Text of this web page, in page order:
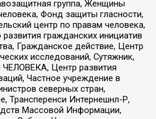
группа, Женщины
Фонд защиты гласности,
центр по правам человека,
гражданских инициатив
Гражданское действие, Центр
исследований, Сутяжник,
Центр развития
Частное учреждение в
северных стран,
Трансперенси Интернешнл-Р,
Массовой Информации,